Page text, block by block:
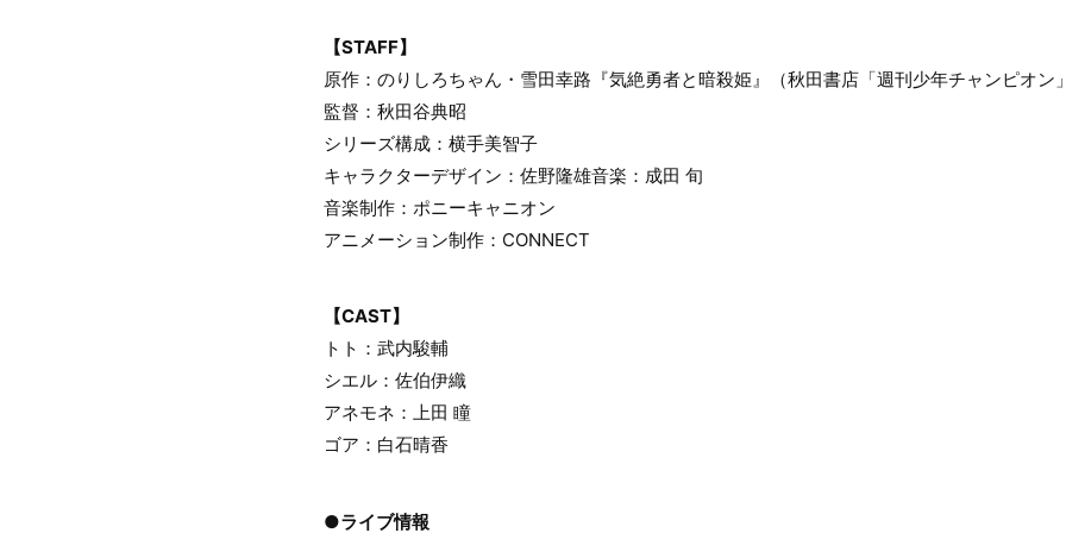
【STAFF】
原作：のりしろちゃん・雪田幸路『気絶勇者と暗殺姫』（秋田書店「週刊少年チャンピオン
監督：秋田谷典昭
シリーズ構成：横手美智子
キャラクターデザイン：佐野隆雄音楽：成田 旬
音楽制作：ポニーキャニオン
アニメーション制作：CONNECT
【CAST】
トト：武内駿輔
シエル：佐伯伊織
アネモネ：上田 瞳
ゴア：白石晴香
●ライブ情報